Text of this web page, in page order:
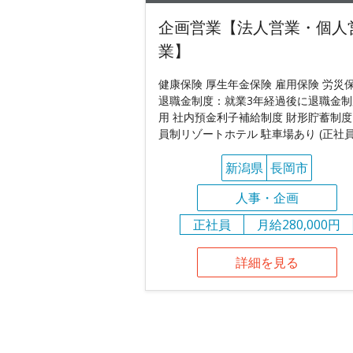
企画営業【法人営業・個人
業】
健康保険 厚生年金保険 雇用保険 労災
退職金制度：就業3年経過後に退職金
用 社内預金利子補給制度 財形貯蓄制
員制リゾートホテル 駐車場あり (正社
新潟県 長岡市
人事・企画
正社員
月給280,000円
詳細を見る